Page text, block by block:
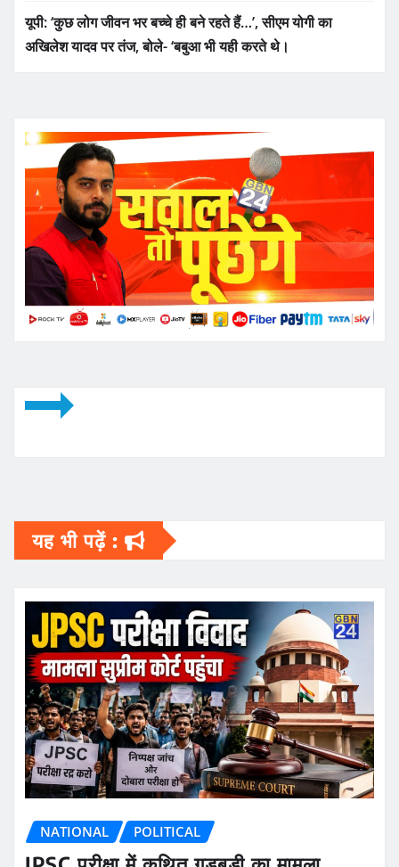
यूपी: ‘कुछ लोग जीवन भर बच्चे ही बने रहते हैं…’, सीएम योगी का
अखिलेश यादव पर तंज, बोले- ‘बबुआ भी यही करते थे।
यह भी पढ़ें :
NATIONAL POLITICAL